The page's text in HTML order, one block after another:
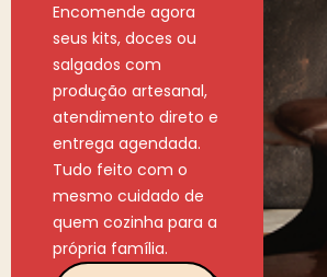
Encomende agora
seus kits, doces ou
salgados com
produção artesanal,
atendimento direto e
entrega agendada.
Tudo feito com o
mesmo cuidado de
quem cozinha para a
própria família.